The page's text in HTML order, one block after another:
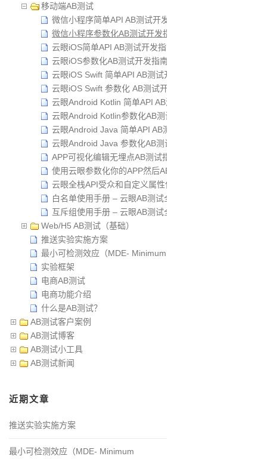
移动端AB测试
微信小程序简单API AB测试开发指南
微信小程序参数化AB测试开发指南
云眼iOS简单API AB测试开发指南
云眼iOS参数化AB测试开发指南
云眼iOS Swift 简单API AB测试开发指南
云眼iOS Swift 参数化 AB测试开发指南
云眼Android Kotlin 简单API AB测试 使用手册
云眼Android Kotlin参数化AB测试 使用手册
云眼Android Java 简单API AB测试 使用手册
云眼Android Java 参数化AB测试 使用手册
APP可视化编辑无埋点AB测试指南
使用云眼参数化你的APP然后AB测试
云眼全栈API受众和自定义属性使用手册
白名单使用手册 – 云眼AB测试全栈API
互斥组使用手册 – 云眼AB测试全栈API
Web/H5 AB测试（基础）
推送实验实施方案
最小可检测效应（MDE- Minimum Detectable Effect）
实验框架
电商AB测试
电商功能介绍
什么是AB测试？
AB测试客户案例
AB测试博客
AB测试小工具
AB测试新闻
近期文章
推送实验实施方案
最小可检测效应（MDE- Minimum